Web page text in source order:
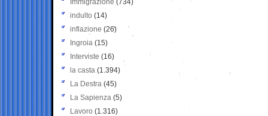
Immigrazione (734)
indulto (14)
inflazione (26)
Ingroia (15)
Interviste (16)
la casta (1.394)
La Destra (45)
La Sapienza (5)
Lavoro (1.316)